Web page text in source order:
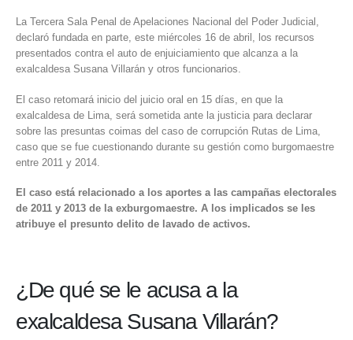
La Tercera Sala Penal de Apelaciones Nacional del Poder Judicial ,
declaró fundada en parte, este miércoles 16 de abril, los recursos
presentados contra el auto de enjuiciamiento que alcanza a la
exalcaldesa Susana Villarán y otros funcionarios.
El caso retomará inicio del juicio oral en 15 días, en que la
exalcaldesa de Lima, será sometida ante la justicia para declarar
sobre las presuntas coimas del caso de corrupción Rutas de Lima
caso que se fue cuestionando durante su gestión como burgomaestre
entre 2011 y 2014.
El caso está relacionado a los aportes a las campañas electorales
de 2011 y 2013 de la exburgomaestre. A los implicados se les
atribuye el presunto delito de lavado de activos.
¿De qué se le acusa a la
exalcaldesa Susana Villarán?